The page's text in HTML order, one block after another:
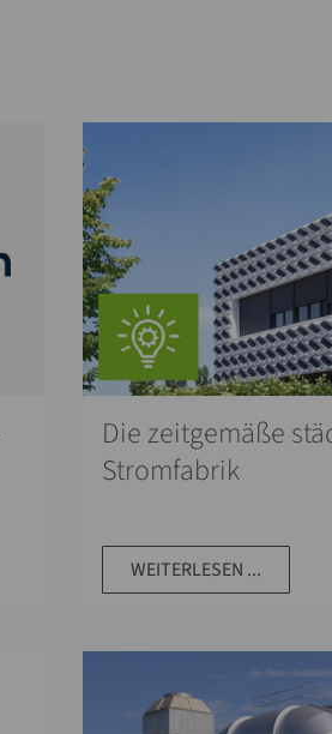
Die zeitgemäße
Stromfabrik
WEITERLESEN ...